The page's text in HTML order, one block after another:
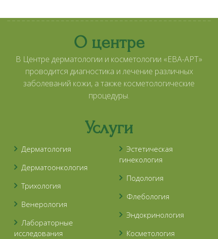
О центре
В Центре дерматологии и косметологии «ЕВА-АРТ»
проводится диагностика и лечение различных
заболеваний кожи, а также косметологические
процедуры.
Услуги
Дерматология
Дерматоонкология
Трихология
Венерология
Лабораторные
исследования
Эстетическая
гинекология
Подология
Флебология
Эндокринология
Косметология